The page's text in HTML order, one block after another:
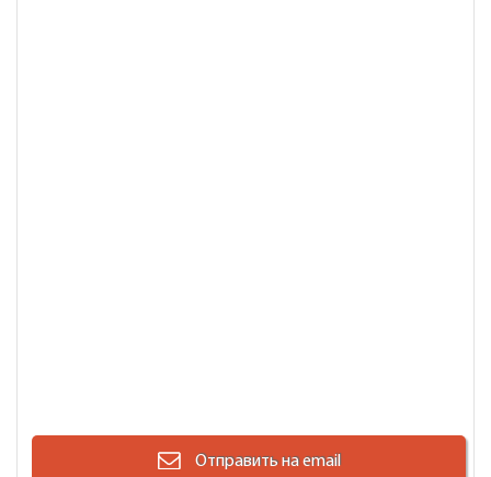
Отправить на email